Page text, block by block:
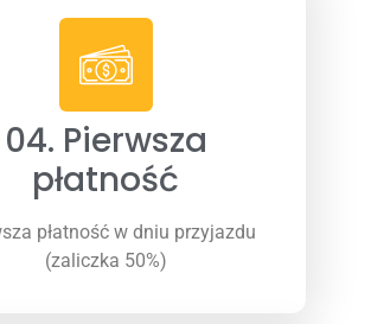
04. Pierwsza
płatność
płatność w dniu przyjazdu
(zaliczka 50%)